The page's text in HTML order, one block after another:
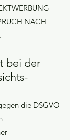
NACH
bei der
die DSGVO